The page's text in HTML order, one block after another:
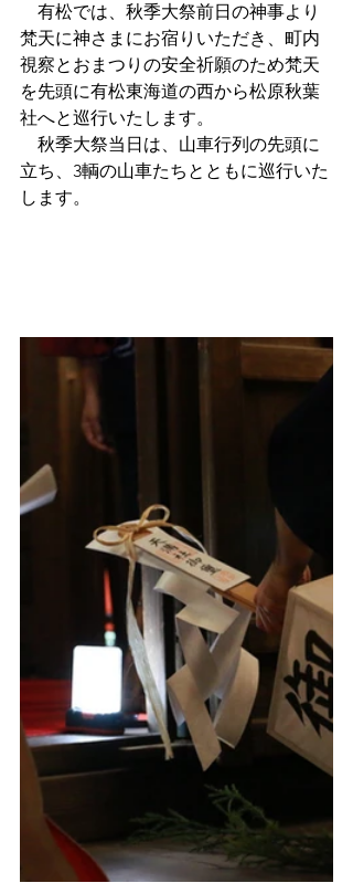
有松では、秋季大祭前日の神事より
梵天に神さまにお宿りいただき、町内
視察とおまつりの安全祈願のため梵天
を先頭に有松東海道の西から松原秋葉
社へと巡行いたします。
秋季大祭当日は、山車行列の先頭に
立ち、3輌の山車たちとともに巡行いた
します。